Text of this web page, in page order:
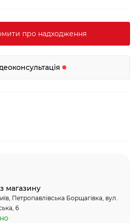
про надходження
магазину
Петропавлівська Борщагівка, вул.
6